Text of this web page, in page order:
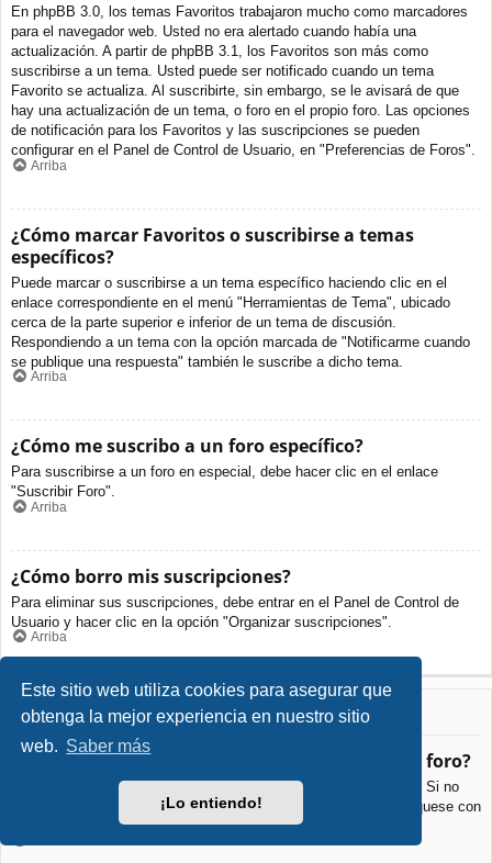
Este sitio web utiliza cookies para asegurar que
obtenga la mejor experiencia en nuestro sitio
web. Saber más
¡Lo entiendo!
En phpBB 3.0, los temas Favoritos trabajaron mucho como marcadores
para el navegador web. Usted no era alertado cuando había una
actualización. A partir de phpBB 3.1, los Favoritos son más como
suscribirse a un tema. Usted puede ser notificado cuando un tema
Favorito se actualiza. Al suscribirte, sin embargo, se le avisará de que
hay una actualización de un tema, o foro en el propio foro. Las opciones
de notificación para los Favoritos y las suscripciones se pueden
configurar en el Panel de Control de Usuario, en "Preferencias de Foros".
Arriba
¿Cómo marcar Favoritos o suscribirse a temas
específicos?
Puede marcar o suscribirse a un tema específico haciendo clic en el
enlace correspondiente en el menú "Herramientas de Tema", ubicado
cerca de la parte superior e inferior de un tema de discusión.
Respondiendo a un tema con la opción marcada de "Notificarme cuando
se publique una respuesta" también le suscribe a dicho tema.
Arriba
¿Cómo me suscribo a un foro específico?
Para suscribirse a un foro en especial, debe hacer clic en el enlace
"Suscribir Foro".
Arriba
¿Cómo borro mis suscripciones?
Para eliminar sus suscripciones, debe entrar en el Panel de Control de
Usuario y hacer clic en la opción "Organizar suscripciones".
Arriba
Archivos Adjuntos
¿Qué archivos adjuntos son permitidos en este foro?
Cada foro puede permitir o no ciertos tipos de archivos adjuntos. Si no
está seguro de que tipos de archivos se pueden cargar, comuníquese con
La Administración para obtener más información.